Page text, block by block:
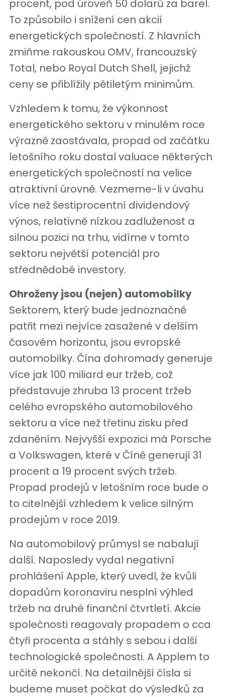
procent, pod úroveň 50 dolarů za barel.
To způsobilo i snížení cen akcií
energetických společností. Z hlavních
zmiňme rakouskou OMV, francouzský
Total, nebo Royal Dutch Shell, jejichž
ceny se přiblížily pětiletým minimům.
Vzhledem k tomu, že výkonnost
energetického sektoru v minulém roce
výrazně zaostávala, propad od začátku
letošního roku dostal valuace některých
energetických společností na velice
atraktivní úrovně. Vezmeme-li v úvahu
více než šestiprocentní dividendový
výnos, relativně nízkou zadluženost a
silnou pozici na trhu, vidíme v tomto
sektoru největší potenciál pro
střednědobé investory.
Ohroženy jsou (nejen) automobilky
Sektorem, který bude jednoznačně
patřit mezi nejvíce zasažené v delším
časovém horizontu, jsou evropské
automobilky. Čína dohromady generuje
více jak 100 miliard eur tržeb, což
představuje zhruba 13 procent tržeb
celého evropského automobilového
sektoru a více než třetinu zisku před
zdaněním. Nejvyšší expozici má Porsche
a Volkswagen, které v Číně generují 31
procent a 19 procent svých tržeb.
Propad prodejů v letošním roce bude o
to citelnější vzhledem k velice silným
prodejům v roce 2019.
Na automobilový průmysl se nabalují
další. Naposledy vydal negativní
prohlášení Apple, který uvedl, že kvůli
dopadům koronaviru nesplní výhled
tržeb na druhé finanční čtvrtletí. Akcie
společnosti reagovaly propadem o cca
čtyři procenta a stáhly s sebou i další
technologické společnosti. A Applem to
určitě nekončí. Na detailnější čísla si
budeme muset počkat do výsledků za